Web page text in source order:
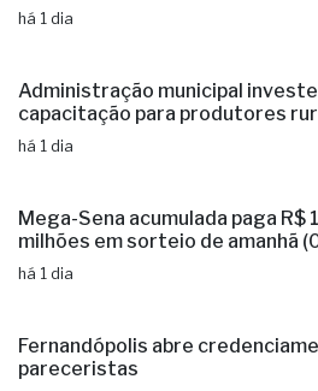
há 1 dia
Administração municipal
capacitação para produtores
há 1 dia
Mega-Sena acumulada paga R$
milhões em sorteio de amanhã
há 1 dia
Fernandópolis abre
pareceristas